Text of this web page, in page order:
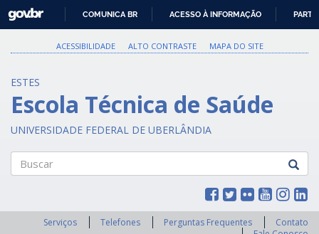
PARA
O
GOVBR
COMUNICA BR ACESSO À INFORMAÇÃO
ACESSIBILIDADE ALTO CONTRASTE MAPA DO SITE
ESTES
Escola Técnica de Saúde
UNIVERSIDADE FEDERAL DE UBERLÂNDIA
Serviços Telefones Perguntas Frequentes
Contato